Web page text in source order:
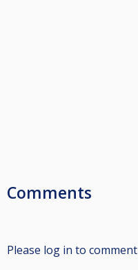
Comments
Please log in to comment